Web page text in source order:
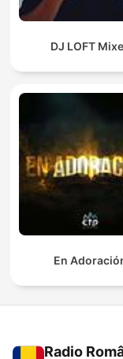
DJ LOFT
En
Radio